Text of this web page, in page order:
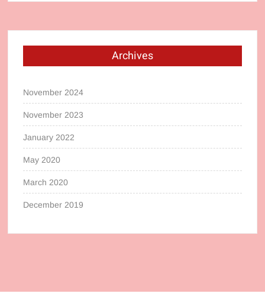
Archives
November 2024
November 2023
January 2022
May 2020
March 2020
December 2019